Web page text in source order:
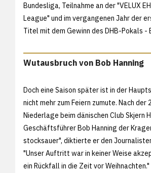
Bundesliga, Teilnahme an der "VELUX
League" und im vergangenen Jahr der
Titel mit dem Gewinn des DHB-Pokals -
Wutausbruch von Bob Hanning
Doch eine Saison später ist in der
nicht mehr zum Feiern zumute. Nach der
Niederlage beim dänischen Club Skjern
Geschäftsführer Bob Hanning der
stocksauer", diktierte er den
"Unser Auftritt war in keiner Weise
ein Rückfall in die Zeit vor